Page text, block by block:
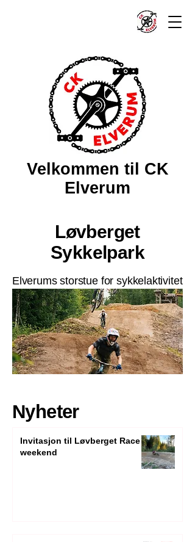
Velkommen til CK
Elverum
Løvberget
Sykkelpark
Elverums storstue for sykkelaktivitet
Nyheter
Invitasjon til Løvberget Race
weekend